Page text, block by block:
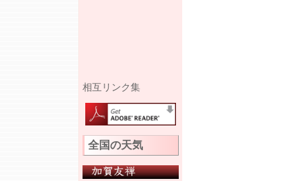
相互リンク集
全国の天気